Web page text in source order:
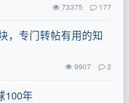
73375 177
，专门转帖有用的知
9907 2
100年